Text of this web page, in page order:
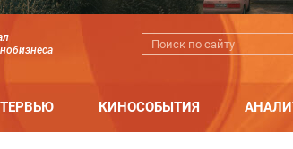
КИНОСОБЫТИЯ